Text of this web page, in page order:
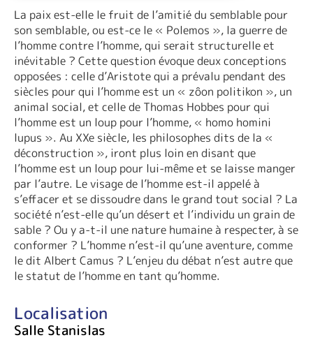
La paix est-elle le fruit de l’amitié du semblable pour
son semblable, ou est-ce le « Polemos », la guerre de
l’homme contre l’homme, qui serait structurelle et
inévitable ? Cette question évoque deux conceptions
opposées : celle d’Aristote qui a prévalu pendant des
siècles pour qui l’homme est un « zôon politikon », un
animal social, et celle de Thomas Hobbes pour qui
l’homme est un loup pour l’homme, « homo homini
lupus ». Au XXe siècle, les philosophes dits de la «
déconstruction », iront plus loin en disant que
l’homme est un loup pour lui-même et se laisse manger
par l’autre. Le visage de l’homme est-il appelé à
s’effacer et se dissoudre dans le grand tout social ? La
société n’est-elle qu’un désert et l’individu un grain de
sable ? Ou y a-t-il une nature humaine à respecter, à se
conformer ? L’homme n’est-il qu’une aventure, comme
le dit Albert Camus ? L’enjeu du débat n’est autre que
le statut de l’homme en tant qu’homme.
Localisation
Salle Stanislas